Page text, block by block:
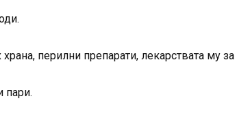
перилни препарати, лекарствата му
пари.